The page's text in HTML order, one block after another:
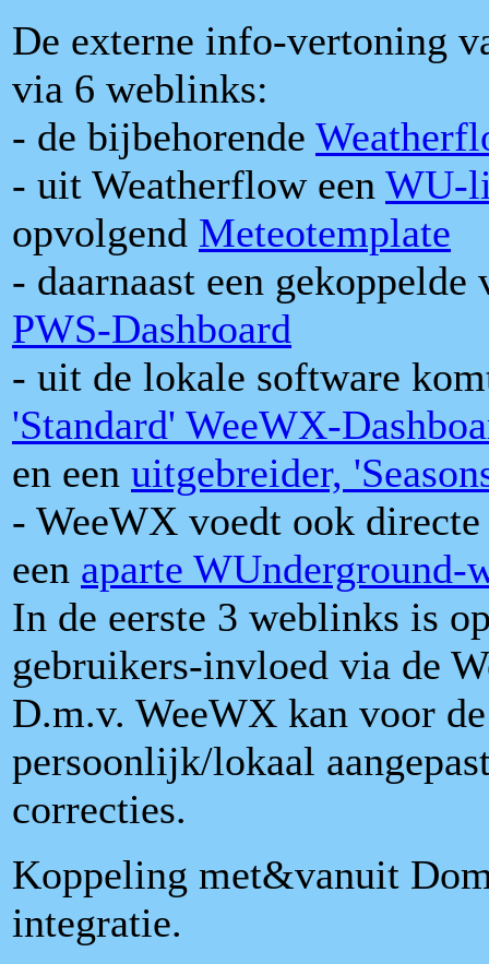
De externe info-vertoning
via 6 weblinks:
- de bijbehorende
- uit Weatherflow een WU-
opvolgend Meteotemplate
- daarnaast een
PWS-Dashboard
- uit de lokale software
'Standard' WeeWX-
en een uitgebreider,
- WeeWX voedt ook
een aparte WUnderground-
In de eerste 3 weblinks is
gebruikers-invloed via de
D.m.v. WeeWX kan voor
persoonlijk/lokaal
correcties.
Koppeling met&vanuit
integratie.